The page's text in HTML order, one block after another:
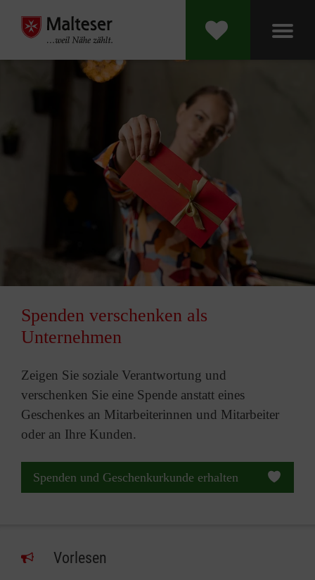
Spenden verschenken als
Unternehmen
Zeigen Sie soziale Verantwortung und
verschenken Sie eine Spende anstatt eines
Geschenkes an Mitarbeiterinnen und Mitarbeiter
oder an Ihre Kunden.
Spenden und Geschenkurkunde erhalten
Vorlesen